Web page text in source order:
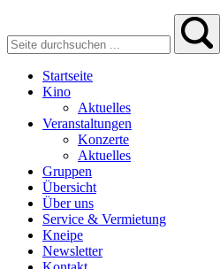
Startseite
Kino
Aktuelles
Veranstaltungen
Konzerte
Aktuelles
Gruppen
Übersicht
Über uns
Service & Vermietung
Kneipe
Newsletter